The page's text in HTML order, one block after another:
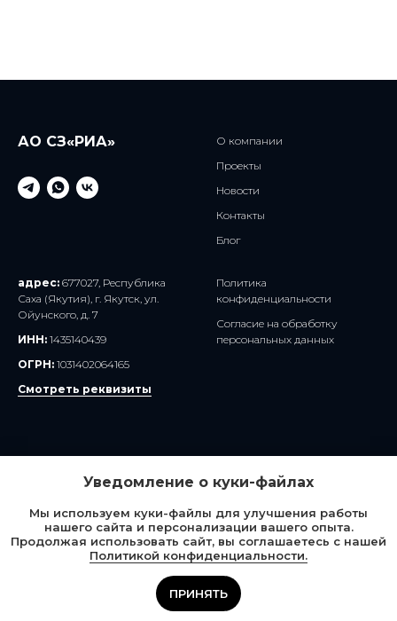
АО СЗ«РИА»
О компании
Проекты
Новости
Контакты
Блог
адрес: 677027, Республика
Саха (Якутия), г. Якутск, ул.
Ойунского, д. 7
ИНН: 1435140439
ОГРН: 1031402064165
Смотреть реквизиты
Политика
конфиденциальности
Согласие на обработку
персональных данных
Наверх
Уведомление о куки-файлах
Мы используем куки-файлы для улучшения работы
нашего сайта и персонализации вашего опыта.
Продолжая использовать сайт, вы соглашаетесь с нашей
Политикой конфиденциальности.
ПРИНЯТЬ